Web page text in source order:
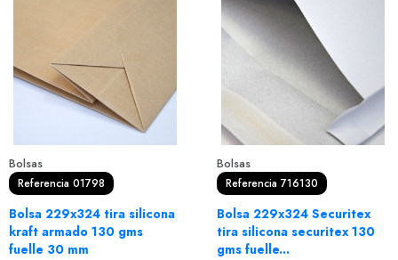
Bolsas
Referencia 01798
Bolsa 229x324 tira silicona
kraft armado 130 gms
fuelle 30 mm
Bolsas
Referencia 716130
Bolsa 229x324 Securitex
tira silicona securitex 130
gms fuelle...